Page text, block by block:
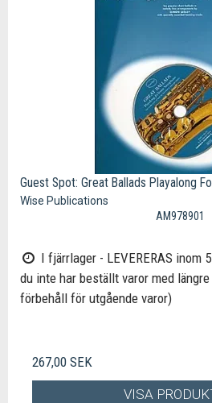
Guest Spot: Great Ballads Playalong
Wise Publications
AM978901
I fjärrlager - LEVERERAS inom
du inte har beställt varor med
förbehåll för utgående varor)
267,00 SEK
VISA